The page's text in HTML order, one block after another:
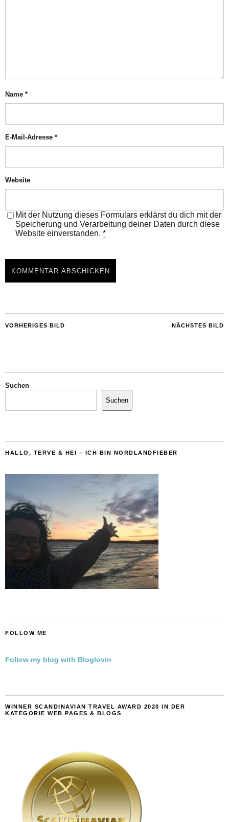
Name *
E-Mail-Adresse *
Website
Mit der Nutzung dieses Formulars erklärst du dich mit der
Speicherung und Verarbeitung deiner Daten durch diese
Website einverstanden. *
NÄCHSTES BILD
VORHERIGES BILD
Suchen
Suchen
HALLO, TERVE & HEI – ICH BIN NORDLANDFIEBER
FOLLOW ME
Follow my blog with Bloglovin
WINNER SCANDINAVIAN TRAVEL AWARD 2020 IN DER
KATEGORIE WEB PAGES & BLOGS